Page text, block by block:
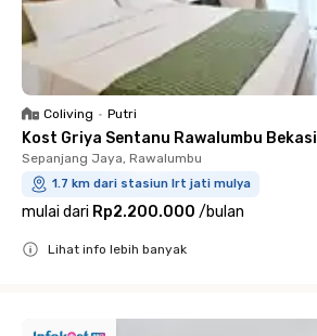
Coliving • Putri
Kost Griya Sentanu Rawalumbu Bekasi
Sepanjang Jaya, Rawalumbu
1.7 km dari stasiun lrt jati mulya
mulai dari Rp2.200.000 /bulan
Lihat info lebih banyak